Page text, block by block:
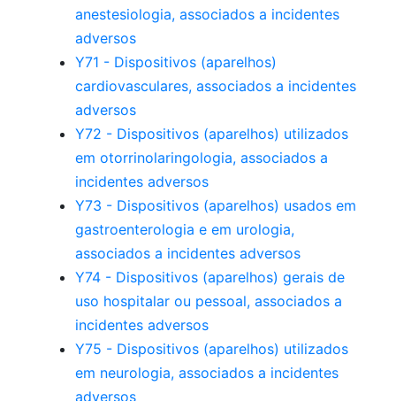
anestesiologia, associados a incidentes
adversos
Y71 - Dispositivos (aparelhos)
cardiovasculares, associados a incidentes
adversos
Y72 - Dispositivos (aparelhos) utilizados
em otorrinolaringologia, associados a
incidentes adversos
Y73 - Dispositivos (aparelhos) usados em
gastroenterologia e em urologia,
associados a incidentes adversos
Y74 - Dispositivos (aparelhos) gerais de
uso hospitalar ou pessoal, associados a
incidentes adversos
Y75 - Dispositivos (aparelhos) utilizados
em neurologia, associados a incidentes
adversos